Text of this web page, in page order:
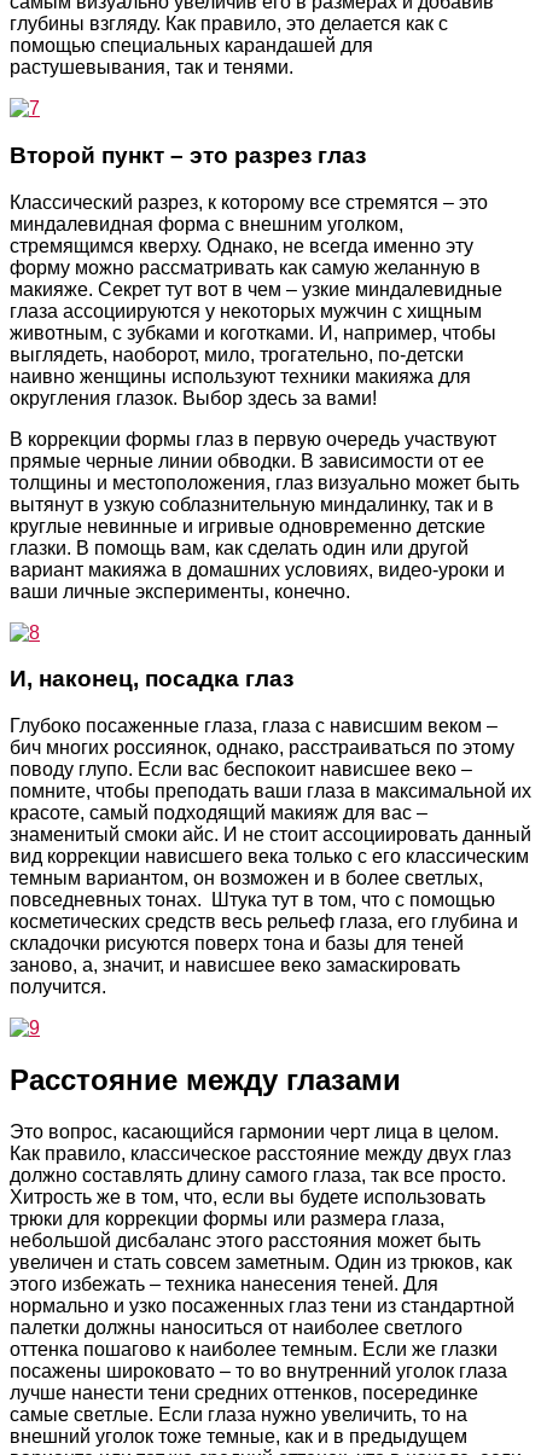
глубины взгляду. Как правило, это делается как с
помощью специальных карандашей для
растушевывания, так и тенями.
Второй пункт – это разрез глаз
Классический разрез, к которому все стремятся – это
миндалевидная форма с внешним уголком,
стремящимся кверху. Однако, не всегда именно эту
форму можно рассматривать как самую желанную в
макияже. Секрет тут вот в чем – узкие миндалевидные
глаза ассоциируются у некоторых мужчин с хищным
животным, с зубками и коготками. И, например, чтобы
выглядеть, наоборот, мило, трогательно, по-детски
наивно женщины используют техники макияжа для
округления глазок. Выбор здесь за вами!
В коррекции формы глаз в первую очередь участвуют
прямые черные линии обводки. В зависимости от ее
толщины и местоположения, глаз визуально может быть
вытянут в узкую соблазнительную миндалинку, так и в
круглые невинные и игривые одновременно детские
глазки. В помощь вам, как сделать один или другой
вариант макияжа в домашних условиях, видео-уроки и
ваши личные эксперименты, конечно.
И, наконец, посадка глаз
Глубоко посаженные глаза, глаза с нависшим веком –
бич многих россиянок, однако, расстраиваться по этому
поводу глупо. Если вас беспокоит нависшее веко –
помните, чтобы преподать ваши глаза в максимальной их
красоте, самый подходящий макияж для вас –
знаменитый смоки айс. И не стоит ассоциировать данный
вид коррекции нависшего века только с его классическим
темным вариантом, он возможен и в более светлых,
повседневных тонах. Штука тут в том, что с помощью
косметических средств весь рельеф глаза, его глубина и
складочки рисуются поверх тона и базы для теней
заново, а, значит, и нависшее веко замаскировать
получится.
Расстояние между глазами
Это вопрос, касающийся гармонии черт лица в целом.
Как правило, классическое расстояние между двух глаз
должно составлять длину самого глаза, так все просто.
Хитрость же в том, что, если вы будете использовать
трюки для коррекции формы или размера глаза,
небольшой дисбаланс этого расстояния может быть
увеличен и стать совсем заметным. Один из трюков, как
этого избежать – техника нанесения теней. Для
нормально и узко посаженных глаз тени из стандартной
палетки должны наноситься от наиболее светлого
оттенка пошагово к наиболее темным. Если же глазки
посажены широковато – то во внутренний уголок глаза
лучше нанести тени средних оттенков, посерединке
самые светлые. Если глаза нужно увеличить, то на
внешний уголок тоже темные, как и в предыдущем